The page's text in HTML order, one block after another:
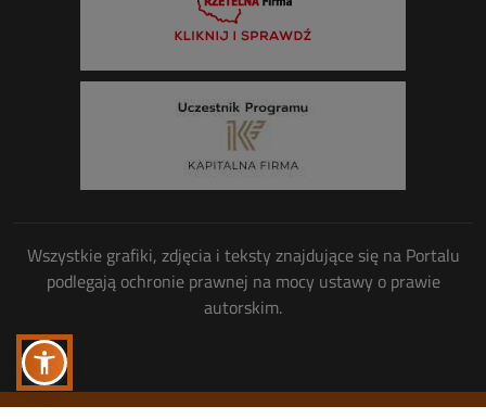
Wszystkie grafiki, zdjęcia i teksty znajdujące się na Portalu
podlegają ochronie prawnej na mocy ustawy o prawie
autorskim.